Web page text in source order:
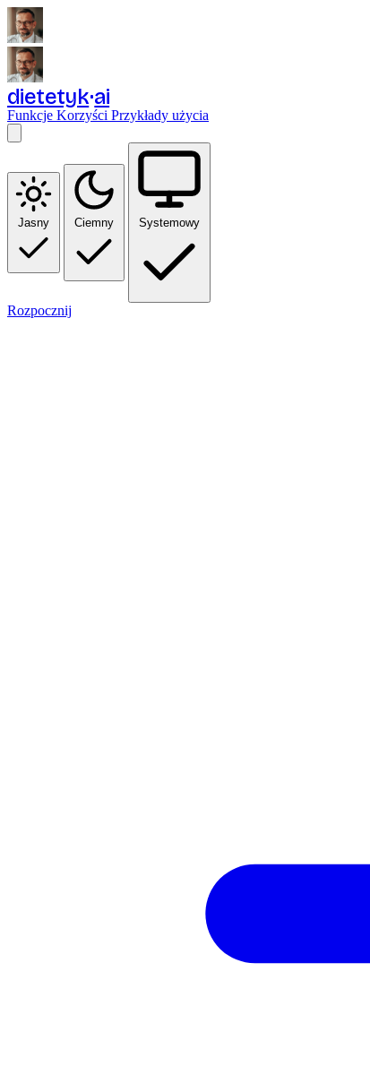
dietetyk ai
Funkcje Korzyści Przykłady użycia
Jasny Ciemny Systemowy
Rozpocznij